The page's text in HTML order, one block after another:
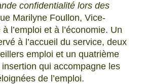
confidentialité lors des
Marilyne Foullon, Vice-
l’emploi et à l’économie. Un
à l’accueil du service, deux
emploi et un quatrième
qui accompagne les
de l’emploi.